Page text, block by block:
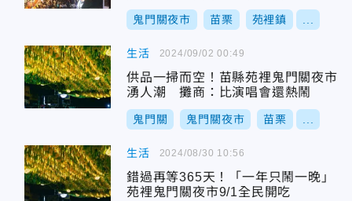
吸
鬼門關夜市 苗栗 苑裡鎮
生活
供品一掃而空！苗縣苑裡鬼門關夜市
湧人潮 攤商：比演唱會還熱鬧
鬼門關 鬼門關夜市 苗栗
2024/09/02 00:49
生活
錯過再等365天！「一年只鬧一晚」
苑裡鬼門關夜市9/1全民開吃
2024/08/30 10:56